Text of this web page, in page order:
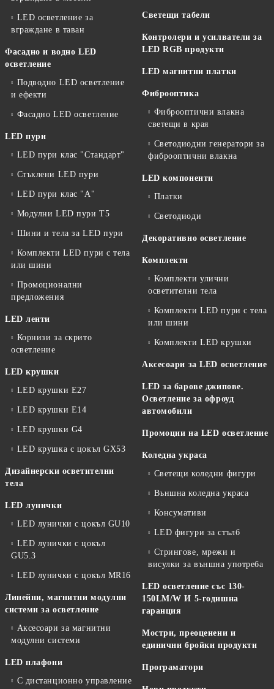
LED осветление за
вграждане в таван
Фасадно и водно LED
осветление
Подводно LED осветление
и ефекти
Фасадно LED осветление
LED пури
LED пури клас "Стандарт"
Стъклени LED пури
LED пури клас "А"
Модулни LED пури T5
Шини и тела за LED пури
Комплекти LED пури с тела
или шини
Промоционални
предложения
LED ленти
Корнизи за скрито
осветление
LED крушки
LED крушки E27
LED крушки E14
LED крушки G4
LED крушка с цокъл GX53
Дизайнерски осветителни
тела
LED лунички
LED лунички с цокъл GU10
LED лунички с цокъл
GU5.3
LED лунички с цокъл MR16
Линейни, магнитни модулни
системи за осветление
Аксесоари за магнитни
модулни системи
LED плафони
С дистанционно управление
Светещи табели
Контролери и усилватели за
LED RGB продукти
LED магнитни платки
Фиброоптика
Фиброоптични влакна
светещи в края
Светодиодни генератори за
фиброоптични влакна
LED компоненти
Платки
Светодиоди
Декоративно осветление
Комплекти
Комплекти улични
осветителни тела
Комплекти LED пури с тела
или шини
Комплекти LED крушки
Аксесоари за LED осветление
LED за барове джипове.
Осветление за офроуд
автомобили
Промоции на LED осветление
Коледна украса
Светещи коледни фигури
Външна коледна украса
Консумативи
LED фигури за стълб
Стрингове, мрежи и
висулки за външна употреба
LED осветление със 130-
150LM/W И 5-годишна
гаранция
Мостри, преоценени и
единични бройки продукти
Програматори